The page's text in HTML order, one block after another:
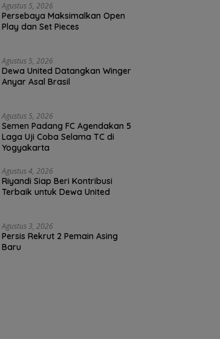
Agustus 5, 2026
Persebaya Maksimalkan Open
Play dan Set Pieces
Agustus 5, 2026
Dewa United Datangkan Winger
Anyar Asal Brasil
Agustus 5, 2026
Semen Padang FC Agendakan 5
Laga Uji Coba Selama TC di
Yogyakarta
Agustus 4, 2026
Riyandi Siap Beri Kontribusi
Terbaik untuk Dewa United
Agustus 3, 2026
Persis Rekrut 2 Pemain Asing
Baru